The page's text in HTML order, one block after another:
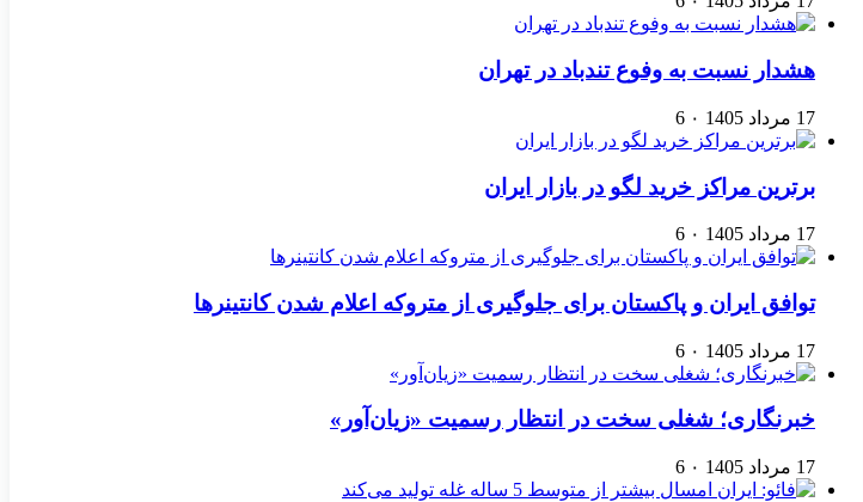
هشدار نسبت به وفوع تندباد در تهران
17 مرداد 1405 ۰ 6
برترین مراکز خرید لگو در بازار ایران
17 مرداد 1405 ۰ 6
توافق ایران و پاکستان برای جلوگیری از متروکه اعلام شدن کانتینرها
17 مرداد 1405 ۰ 6
خبرنگاری؛ شغلی سخت در انتظار رسمیت «زیان‌آور»
17 مرداد 1405 ۰ 6